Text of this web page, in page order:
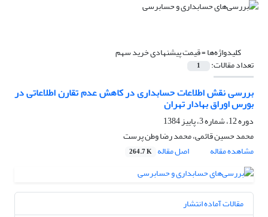
کلیدواژه‌ها =قیمت پیشنهادی خرید سهم
تعداد مقالات: 1
بررسی نقش اطلاعات حسابداری در کاهش عدم تقارن اطلاعاتی در
بورس اوراق بهادار تهران
دوره 12، شماره 3، پاییز 1384
محمد حسین قائمی، محمد رضا وطن پرست
مشاهده مقاله
اصل مقاله 264.7 K
مقالات آماده انتشار